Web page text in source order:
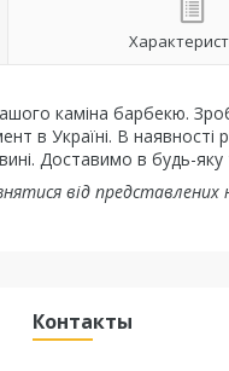
каміна барбекю.
в Україні. В
Доставимо в будь-
від представлених
Контакты